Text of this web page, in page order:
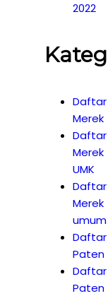
2022
Daftar
Merek
Daftar
Merek
UMK
Daftar
Merek
umum
Daftar
Paten
Daftar
Paten